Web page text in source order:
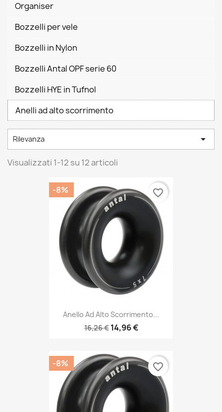
Organiser
Bozzelli per vele
Bozzelli in Nylon
Bozzelli Antal OPF serie 60
Bozzelli HYE in Tufnol
Anelli ad alto scorrimento
Rilevanza 
Visualizzati 1-12 su 12 articoli
Anello Ad Alto Scorrimento...
16,26 € 14,96 €
-8% favorite_border
-8% favorite_border